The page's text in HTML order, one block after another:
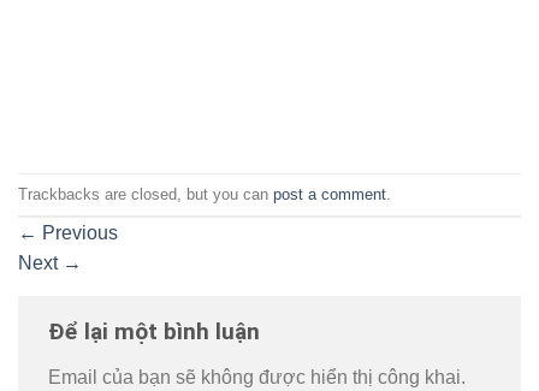
Trackbacks are closed, but you can post a comment
← Previous
Next →
Để lại một bình luận
Email của bạn sẽ không được hiển thị công khai.